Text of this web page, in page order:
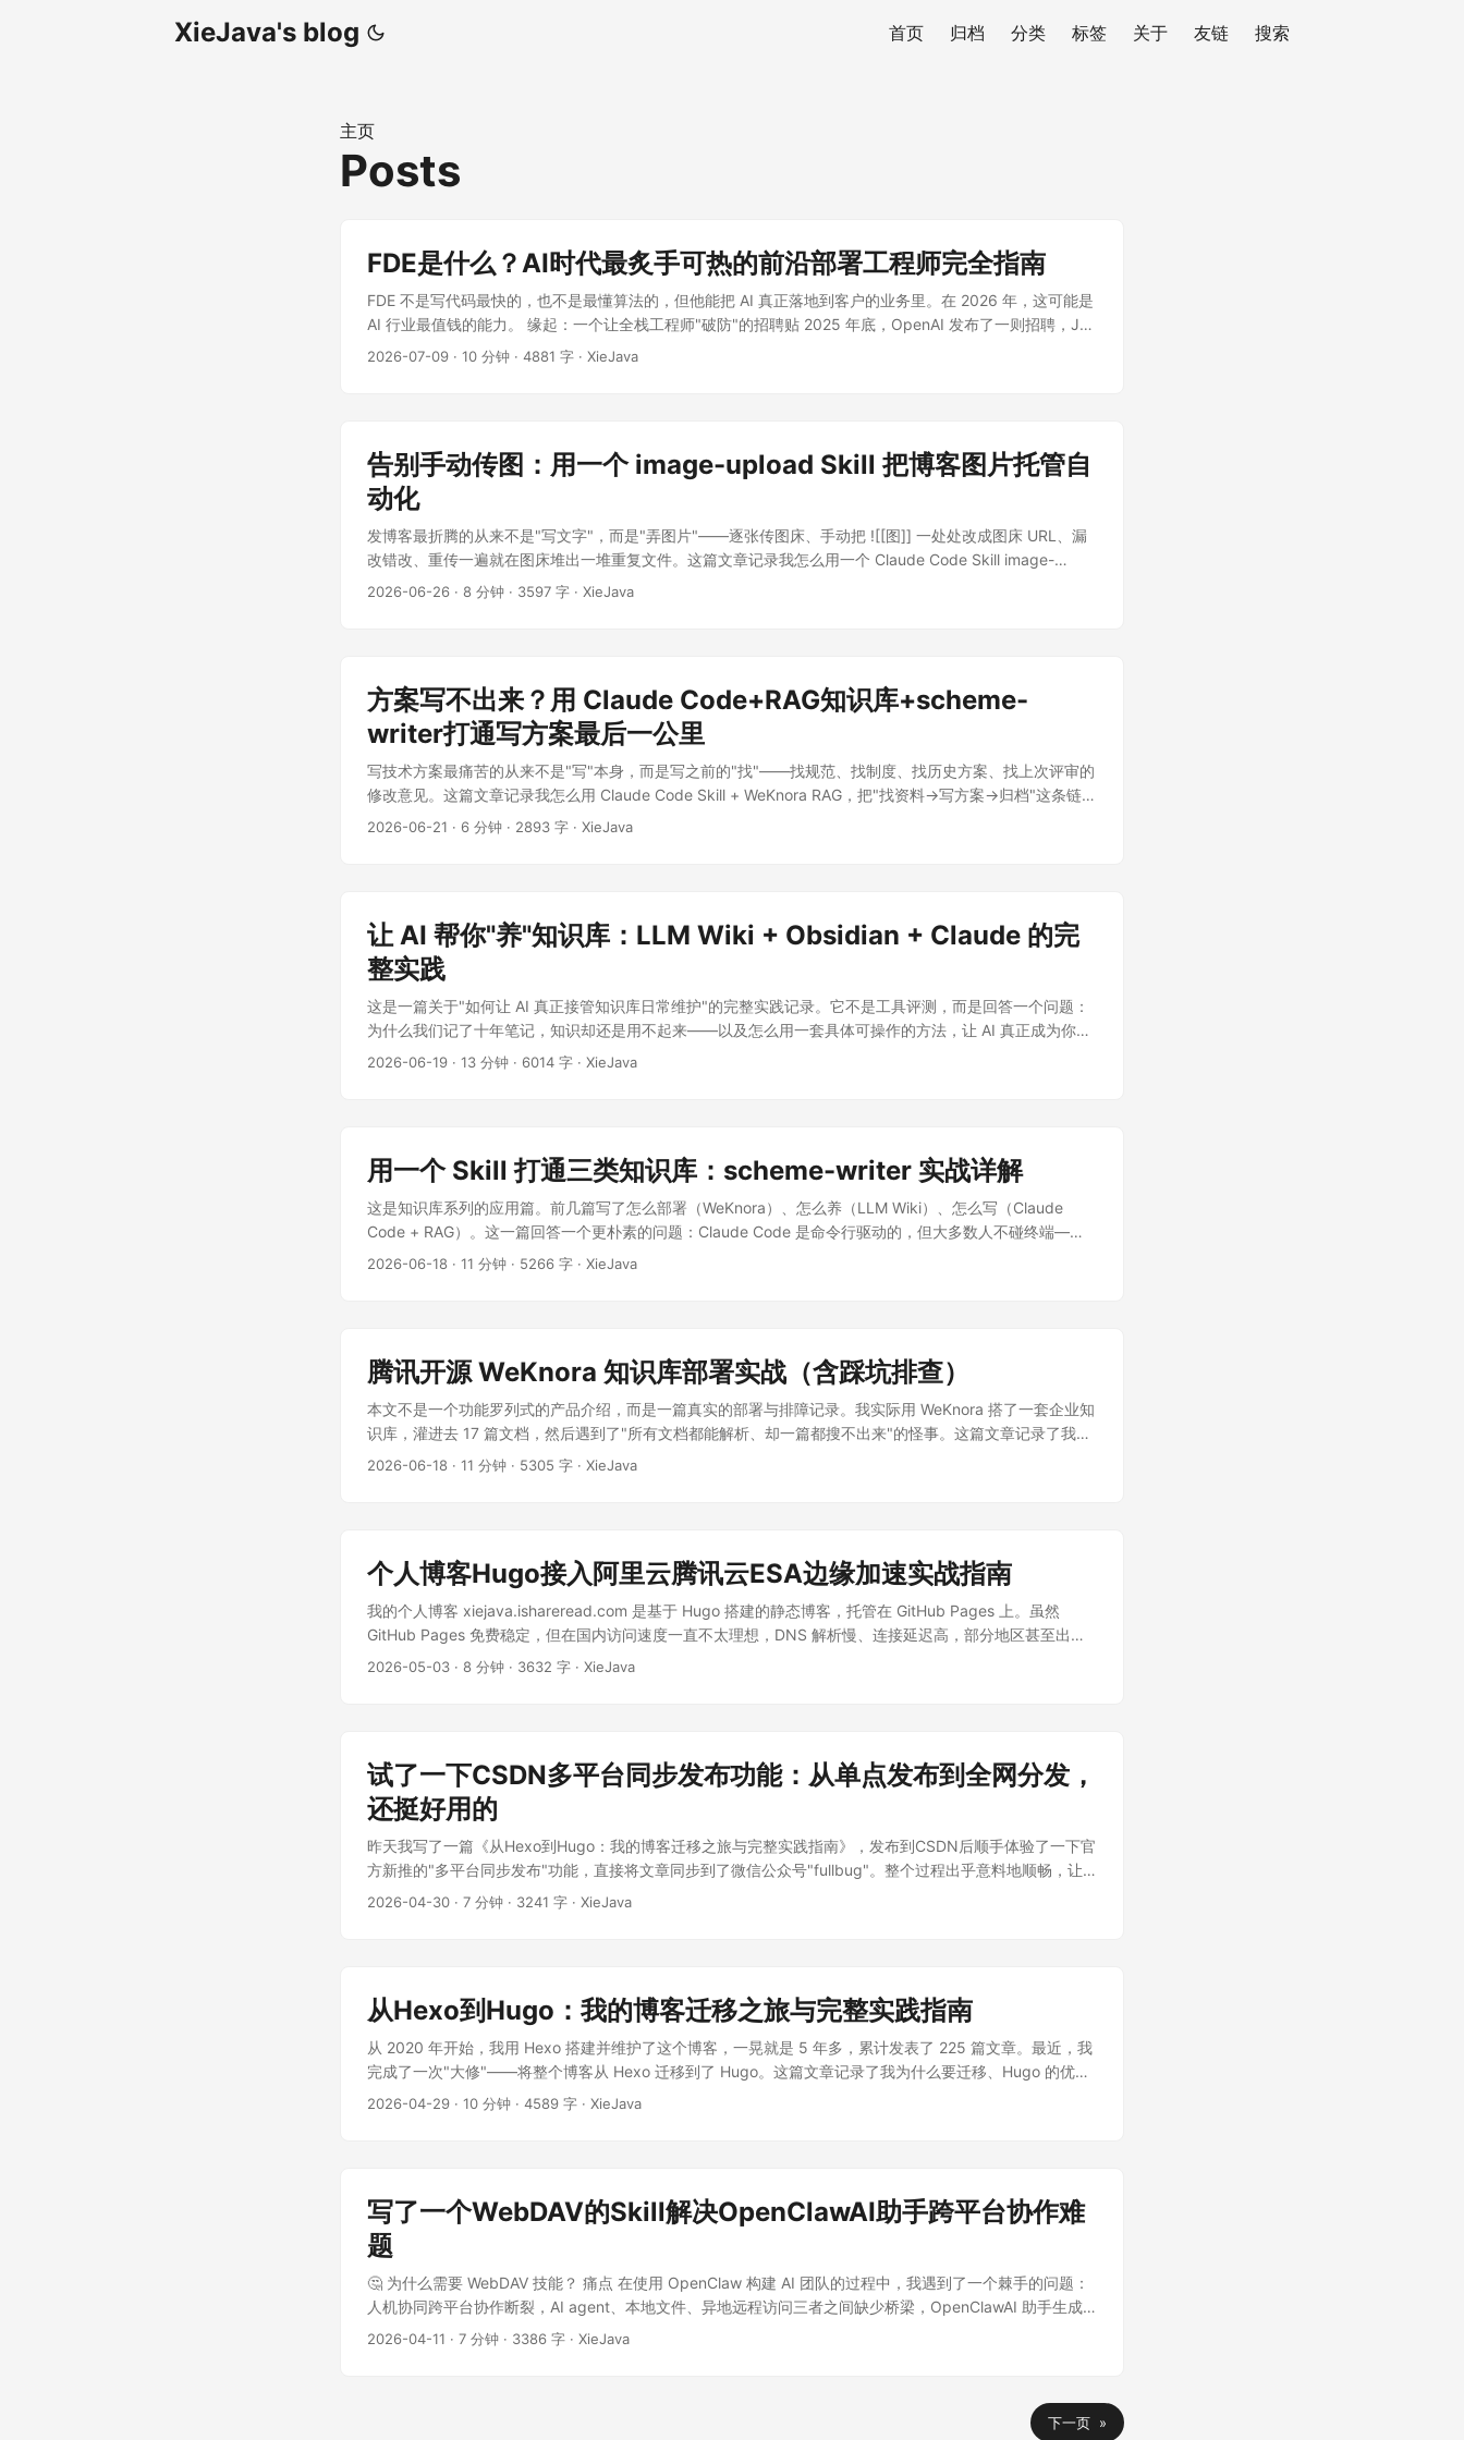
XieJava's blog 首页 归档 分类 标签 关于 友链 搜索
主页
Posts
FDE是什么？AI时代最炙手可热的前沿部署工程师完全指南
FDE 不是写代码最快的，也不是最懂算法的，但他能把 AI 真正落地到客户的业务里。在 2026 年，这可能是
AI 行业最值钱的能力。 缘起：一个让全栈工程师"破防"的招聘贴 2025 年底，OpenAI 发布了一则招聘，JD
里赫然写着： ...
2026-07-09 · 10 分钟 · 4881 字 · XieJava
告别手动传图：用一个 image-upload Skill 把博客图片托管自
动化
发博客最折腾的从来不是"写文字"，而是"弄图片"——逐张传图床、手动把 ![[图]] 一处处改成图床 URL、漏
改错改、重传一遍就在图床堆出一堆重复文件。这篇文章记录我怎么用一个 Claude Code Skill image-
upload，把"扫描本地图片引用 → 按内容哈希去重上传 → 原地改写链接"这条链路压成一句话的事；配置自
2026-06-26 · 8 分钟 · 3597 字 · XieJava
方案写不出来？用 Claude Code+RAG知识库+scheme-
writer打通写方案最后一公里
写技术方案最痛苦的从来不是"写"本身，而是写之前的"找"——找规范、找制度、找历史方案、找上次评审的
修改意见。这篇文章记录我怎么用 Claude Code Skill + WeKnora RAG，把"找资料→写方案→归档"这条链路
压缩成一句话的事。 ...
2026-06-21 · 6 分钟 · 2893 字 · XieJava
让 AI 帮你"养"知识库：LLM Wiki + Obsidian + Claude 的完
整实践
这是一篇关于"如何让 AI 真正接管知识库日常维护"的完整实践记录。它不是工具评测，而是回答一个问题：
为什么我们记了十年笔记，知识却还是用不起来——以及怎么用一套具体可操作的方法，让 AI 真正成为你
的"知识库管家"。 文中所有步骤均来自我的真实配置，所有截图均为实际操作界面。 ...
2026-06-19 · 13 分钟 · 6014 字 · XieJava
用一个 Skill 打通三类知识库：scheme-writer 实战详解
这是知识库系列的应用篇。前几篇写了怎么部署（WeKnora）、怎么养（LLM Wiki）、怎么写（Claude
Code + RAG）。这一篇回答一个更朴素的问题：Claude Code 是命令行驱动的，但大多数人不碰终端——
怎么把"本地 Obsidian + 企业 WeKnora + 云端 ima/Notion/飞书"这三类知识库也交给普通员工用？ 答案是
2026-06-18 · 11 分钟 · 5266 字 · XieJava
腾讯开源 WeKnora 知识库部署实战（含踩坑排查）
本文不是一个功能罗列式的产品介绍，而是一篇真实的部署与排障记录。我实际用 WeKnora 搭了一套企业知
识库，灌进去 17 篇文档，然后遇到了"所有文档都能解析、却一篇都搜不出来"的怪事。这篇文章记录了我是
怎么一步步把根因挖出来的——这部分是官方文档不会写、但你想落地时最需要的内容。 ...
2026-06-18 · 11 分钟 · 5305 字 · XieJava
个人博客Hugo接入阿里云腾讯云ESA边缘加速实战指南
我的个人博客 xiejava.ishareread.com 是基于 Hugo 搭建的静态博客，托管在 GitHub Pages 上。虽然
GitHub Pages 免费稳定，但在国内访问速度一直不太理想，DNS 解析慢、连接延迟高，部分地区甚至出现
无法访问的情况。 ...
2026-05-03 · 8 分钟 · 3632 字 · XieJava
试了一下CSDN多平台同步发布功能：从单点发布到全网分发，
还挺好用的
昨天我写了一篇《从Hexo到Hugo：我的博客迁移之旅与完整实践指南》，发布到CSDN后顺手体验了一下官
方新推的"多平台同步发布"功能，直接将文章同步到了微信公众号"fullbug"。整个过程出乎意料地顺畅，让
我这个长期被"复制粘贴"困扰的内容创作者眼前一亮。这篇文章就来详细聊聊这个功能解决了什么痛点，以及
2026-04-30 · 7 分钟 · 3241 字 · XieJava
从Hexo到Hugo：我的博客迁移之旅与完整实践指南
从 2020 年开始，我用 Hexo 搭建并维护了这个博客，一晃就是 5 年多，累计发表了 225 篇文章。最近，我
完成了一次"大修"——将整个博客从 Hexo 迁移到了 Hugo。这篇文章记录了我为什么要迁移、Hugo 的优
势、如何从零开始使用 Hugo，以及从 Hexo 低成本迁移的完整步骤。如果你也在考虑换博客框架，希望这篇
都要等，写作体验大打折扣。 2. Node.js 依赖地狱 Hexo 基于 Node.js，各种插件、主题依赖经常因为版本
升级出问题。我有过两次因为 Node 版本升级导致构建失败的遭遇，排查起来非常耗时。 3. 主题维护停滞
我用的 NexT 主题虽然经典，但更新频率明显降低，一些新特性（如深色模式自动切换、更好的搜索体验）
要么实现起来麻烦，要么干脆没有。 4. 单文件配置复杂 Hexo 的配置集中在一个 _config.yml 里，随着定制
增多，这个文件越来越庞大，管理和维护都很不方便。 于是我开始寻找替代方案，最终选择了 Hugo。 二、
Hugo vs Hexo vs WordPress：为什么选择 Hugo？ 在决定迁移之前，我对比了市面上主流的几个博客方
丰富且活跃。PaperMod、Blowfish 等主题功能现代、维护积极 配置方式 灵活。支持 YAML/TOML/JSON，
支持多环境配置、模块化配置 学习曲线 适中。模板语法使用 Go 的 html/template，有一定门槛 内容格式 原
2026-04-29 · 10 分钟 · 4589 字 · XieJava
写了一个WebDAV的Skill解决OpenClawAI助手跨平台协作难
题
🤔 为什么需要 WebDAV 技能？ 痛点 在使用 OpenClaw 构建 AI 团队的过程中，我遇到了一个棘手的问题：
人机协同跨平台协作断裂，AI agent、本地文件、异地远程访问三者之间缺少桥梁，OpenClawAI 助手生成
的东西在本地，我无法拿到，只能让它发邮件或让它放云盘或NAS ，但是AI 助手无法直接访问 NAS 存储。
2026-04-11 · 7 分钟 · 3386 字 · XieJava
下一页 »